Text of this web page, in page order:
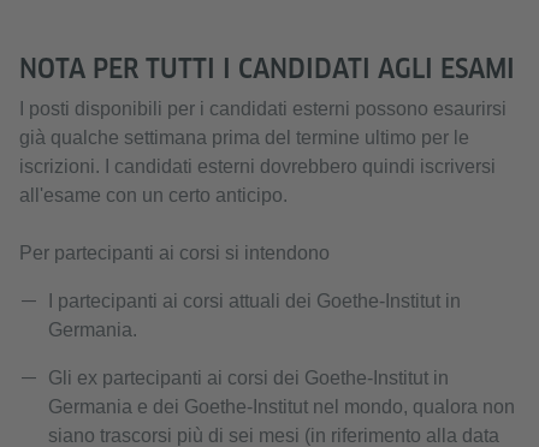
NOTA PER TUTTI I CANDIDATI AGLI ESAMI
I posti disponibili per i candidati esterni possono esaurirsi
già qualche settimana prima del termine ultimo per le
iscrizioni. I candidati esterni dovrebbero quindi iscriversi
all'esame con un certo anticipo.
Per partecipanti ai corsi si intendono
I partecipanti ai corsi attuali dei Goethe-Institut in
Germania.
Gli ex partecipanti ai corsi dei Goethe-Institut in
Germania e dei Goethe-Institut nel mondo, qualora non
siano trascorsi più di sei mesi (in riferimento alla data